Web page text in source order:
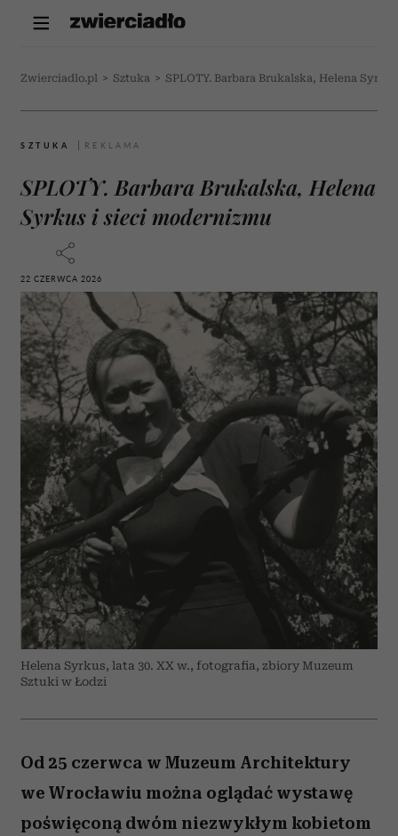
Zwierciadlo.pl > Sztuka > SPLOTY. Barbara Brukalska, Helena
SZTUKA
SPLOTY. Barbara Brukalska, Helena
Syrkus i sieci modernizmu
22 CZERWCA 2026
Helena Syrkus, lata 30. XX w., fotografia, zbiory Muzeum
Sztuki w Łodzi
Od 25 czerwca w Muzeum Architektury
we Wrocławiu można oglądać wystawę
poświęconą dwóm niezwykłym kobietom